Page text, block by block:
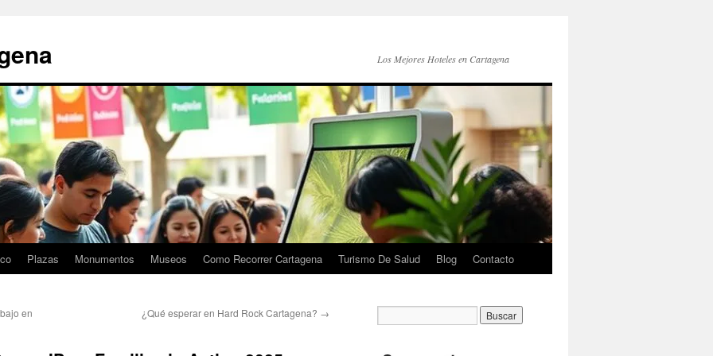
Los Mejores Hoteles en Cartagena
Plazas Monumentos Museos Como Recorrer Cartagena Turismo De Salud Blog Contacto
en
¿Qué esperar en Hard Rock Cartagena? →